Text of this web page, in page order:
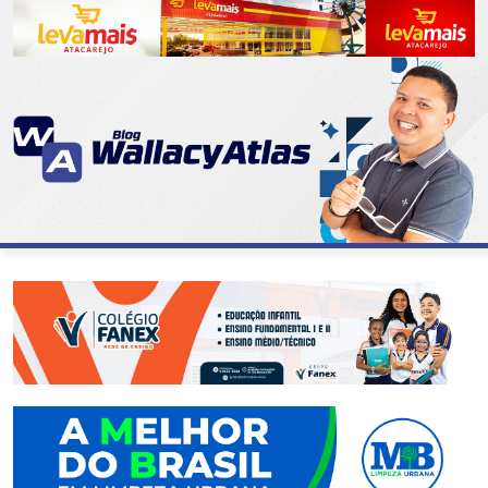
07
DE
ABASTECIMENTO
AÇÃO
SOCIAL
ADMINISTRAÇÃO